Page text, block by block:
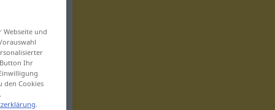
und
Ihr
den Cookies
.